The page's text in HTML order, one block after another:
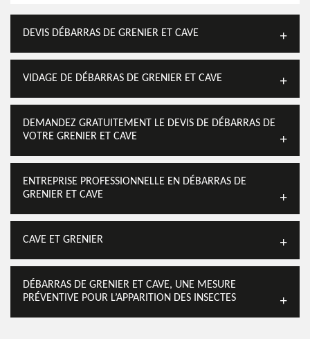
DEVIS DÉBARRAS DE GRENIER ET CAVE
VIDAGE DE DÉBARRAS DE GRENIER ET CAVE
DEMANDEZ GRATUITEMENT LE DEVIS DE DÉBARRAS DE
VOTRE GRENIER ET CAVE
ENTREPRISE PROFESSIONNELLE EN DÉBARRAS DE
GRENIER ET CAVE
CAVE ET GRENIER
DÉBARRAS DE GRENIER ET CAVE, UNE MESURE
PRÉVENTIVE POUR L’APPARITION DES INSECTES